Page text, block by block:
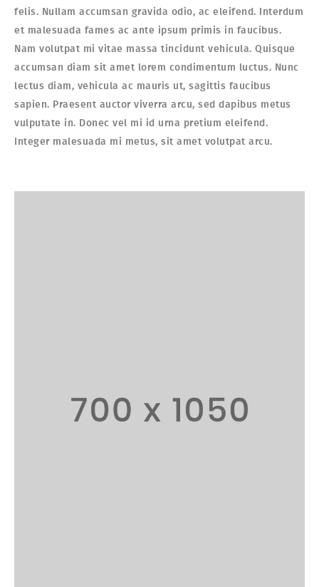
felis. Nullam accumsan gravida odio, ac eleifend. Interdum
et malesuada fames ac ante ipsum primis in faucibus.
Nam volutpat mi vitae massa tincidunt vehicula. Quisque
accumsan diam sit amet lorem condimentum luctus. Nunc
lectus diam, vehicula ac mauris ut, sagittis faucibus
sapien. Praesent auctor viverra arcu, sed dapibus metus
vulputate in. Donec vel mi id urna pretium eleifend.
Integer malesuada mi metus, sit amet volutpat arcu.